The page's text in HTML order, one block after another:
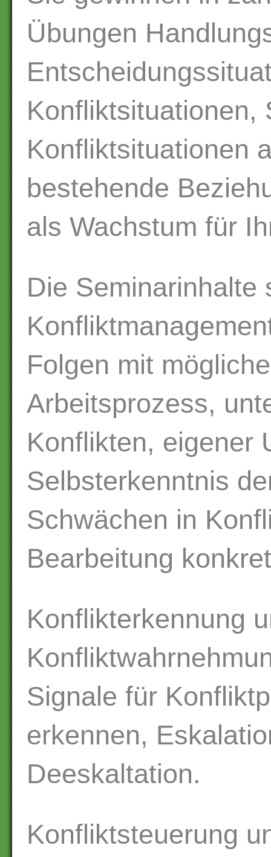
Übungen
Konfliktsituationen,
Konfliktsituationen
bestehende
als Wachstum für
Die Seminarinhalte
Folgen mit
Arbeitsprozess,
Konflikten, eigener
Selbsterkenntnis
Schwächen in
Bearbeitung
Konflikterkennung
Signale für
erkennen,
Deeskaltation.
Konfliktsteuerung